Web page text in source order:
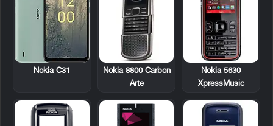
Nokia 5630
XpressMusic
Nokia 8800 Carbon
Arte
Nokia C31